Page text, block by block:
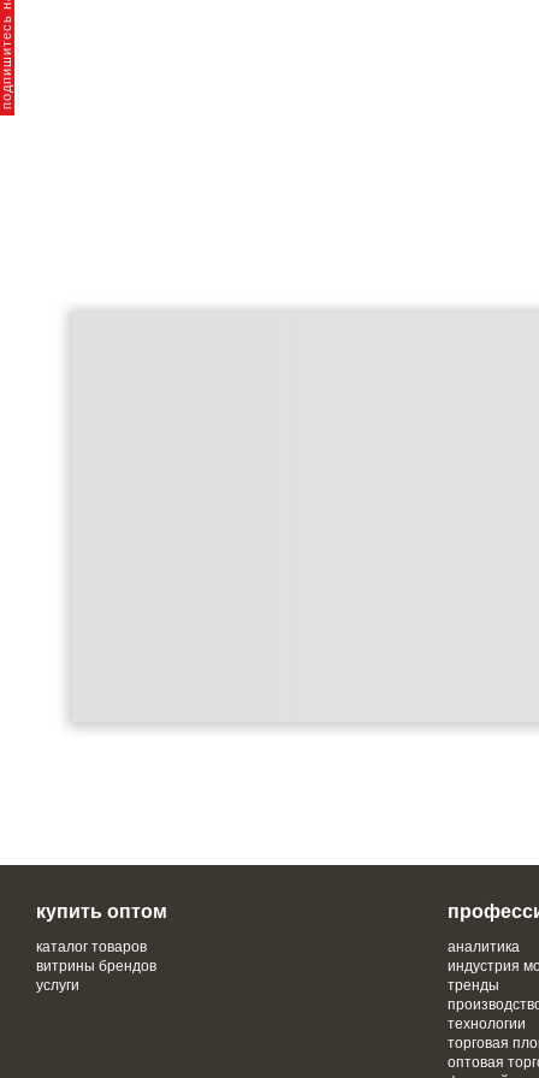
купить оптом
каталог товаров
витрины брендов
услуги
аналитика
индустрия
тренды
технологии
торговая
оптовая